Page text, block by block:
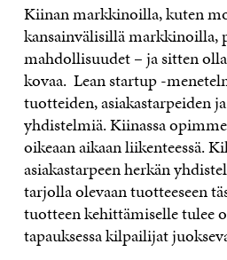
Kiinan markkinoilla, kuten
kansainvälisillä markkinoilla,
mahdollisuudet – ja sitten
kovaa. Lean startup -
tuotteiden, asiakastarpeiden
yhdistelmiä. Kiinassa
oikeaan aikaan liikenteessä.
asiakastarpeen herkän
tarjolla olevaan tuotteeseen
tuotteen kehittämiselle tulee
tapauksessa kilpailijat